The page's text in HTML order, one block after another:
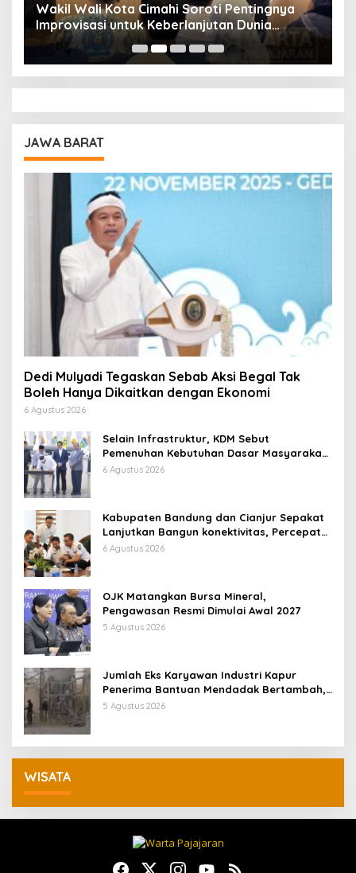
Wakil Wali Kota Cimahi Soroti Pentingnya
Improvisasi untuk Keberlanjutan Dunia
Pendidikan
JAWA BARAT
Dedi Mulyadi Tegaskan Sebab Aksi Begal Tak
Boleh Hanya Dikaitkan dengan Ekonomi
6 Agustus 2026
Selain Infrastruktur, KDM Sebut
Pemenuhan Kebutuhan Dasar Masyarakat
Jadi Fokus APBD Jabar 2027
6 Agustus 2026
Kabupaten Bandung dan Cianjur Sepakat
Lanjutkan Bangun konektivitas, Percepat
Pertumbuhan Ekonomi Daerah
6 Agustus 2026
OJK Matangkan Bursa Mineral,
Pengawasan Resmi Dimulai Awal 2027
5 Agustus 2026
Jumlah Eks Karyawan Industri Kapur
Penerima Bantuan Mendadak Bertambah,
KDM: Kita Identifikasi
5 Agustus 2026
WISATA